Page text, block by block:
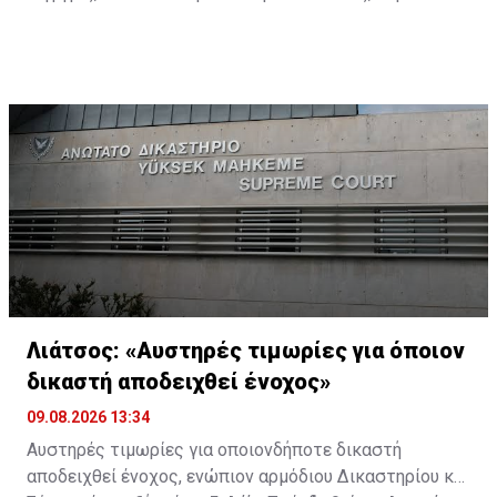
Λιάτσος: «Αυστηρές τιμωρίες για όποιον
δικαστή αποδειχθεί ένοχος»
09.08.2026 13:34
Αυστηρές τιμωρίες για οποιονδήποτε δικαστή
αποδειχθεί ένοχος, ενώπιον αρμόδιου Δικαστηρίου και